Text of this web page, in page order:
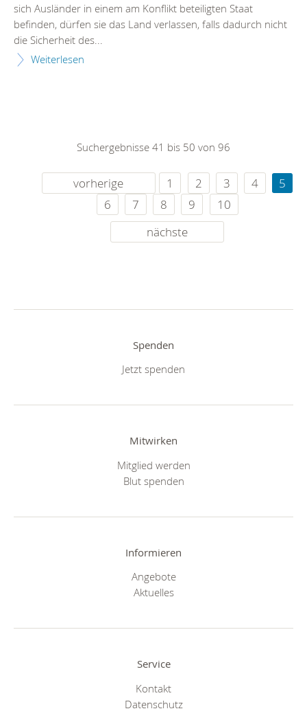
sich Ausländer in einem am Konflikt beteiligten Staat
befinden, dürfen sie das Land verlassen, falls dadurch nicht
die Sicherheit des...
Weiterlesen
Suchergebnisse 41 bis 50 von 96
vorherige 1 2 3 4
5
6
7 8 9
10
nächste
Spenden
Jetzt spenden
Mitwirken
Mitglied werden
Blut spenden
Informieren
Angebote
Aktuelles
Service
Kontakt
Datenschutz